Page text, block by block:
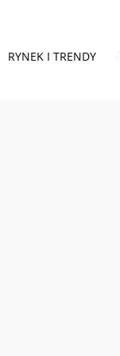
RYNEK I TRENDY